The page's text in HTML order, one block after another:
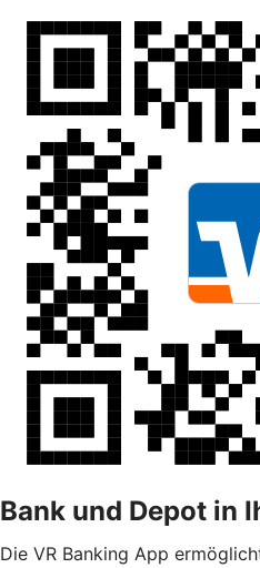
Bank und Depot in
Die VR Banking App